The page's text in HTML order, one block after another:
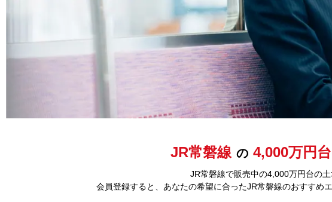
JR常磐線 の 4,000万円台
JR常磐線で販売中の4,000万円台の土
会員登録すると、あなたの希望に合ったJR常磐線のおすすめ